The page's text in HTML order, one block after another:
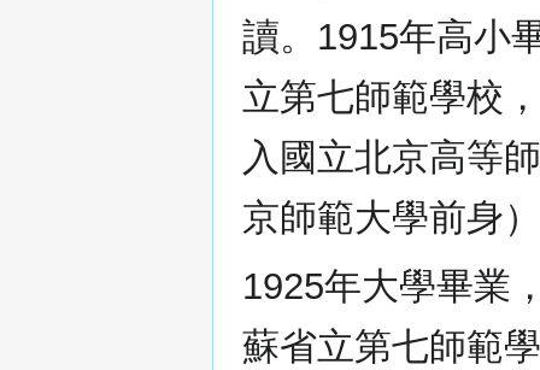
讀。1915年高小
立第七師範學校
入國立北京高等
京師範大學前身
1925年大學畢業
蘇省立第七師範